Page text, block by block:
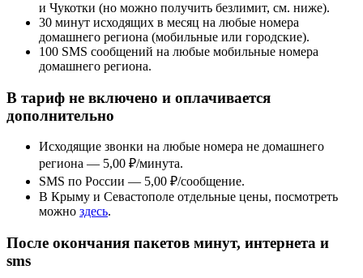
и Чукотки (но можно получить безлимит, см. ниже).
30 минут исходящих в месяц на любые номера
домашнего региона (мобильные или городские).
100 SMS сообщений на любые мобильные номера
домашнего региона.
В тариф не включено и оплачивается
дополнительно
Исходящие звонки на любые номера не домашнего
региона — 5,00 ₽/минута.
SMS по России — 5,00 ₽/сообщение.
В Крыму и Севастополе отдельные цены, посмотреть
можно здесь.
После окончания пакетов минут, интернета и
sms